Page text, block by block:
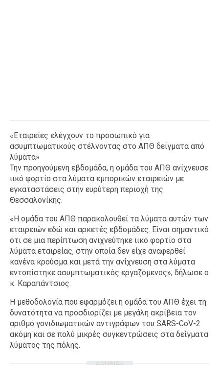
«Εταιρείες ελέγχουν το προσωπικό για
ασυμπτωματικούς στέλνοντας στο ΑΠΘ δείγματα από
λύματα»
Την προηγούμενη εβδομάδα, η ομάδα του ΑΠΘ ανίχνευσε
ιικό φορτίο στα λύματα εμπορικών εταιρειών με
εγκαταστάσεις στην ευρύτερη περιοχή της
Θεσσαλονίκης.
«Η ομάδα του ΑΠΘ παρακολουθεί τα λύματα αυτών των
εταιρειών εδώ και αρκετές εβδομάδες. Είναι σημαντικό
ότι σε μια περίπτωση ανιχνεύτηκε ιικό φορτίο στα
λύματα εταιρείας, στην οποία δεν είχε αναφερθεί
κανένα κρούσμα και μετά την ανίχνευση στα λύματα
εντοπίστηκε ασυμπτωματικός εργαζόμενος», δήλωσε ο
κ. Καραπάντσιος.
Η μεθοδολογία που εφαρμόζει η ομάδα του ΑΠΘ έχει τη
δυνατότητα να προσδιορίζει με μεγάλη ακρίβεια τον
αριθμό γονιδιωματικών αντιγράφων του SARS-CoV-2
ακόμη και σε πολύ μικρές συγκεντρώσεις στα δείγματα
λύματος της πόλης.
ΔΙΑΦΗΜΙΣΗ